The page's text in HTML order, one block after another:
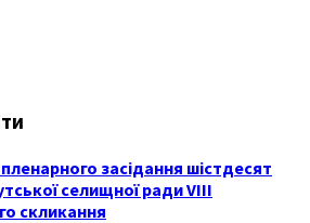
засідання шістдесят
селищної ради VIII
скликання